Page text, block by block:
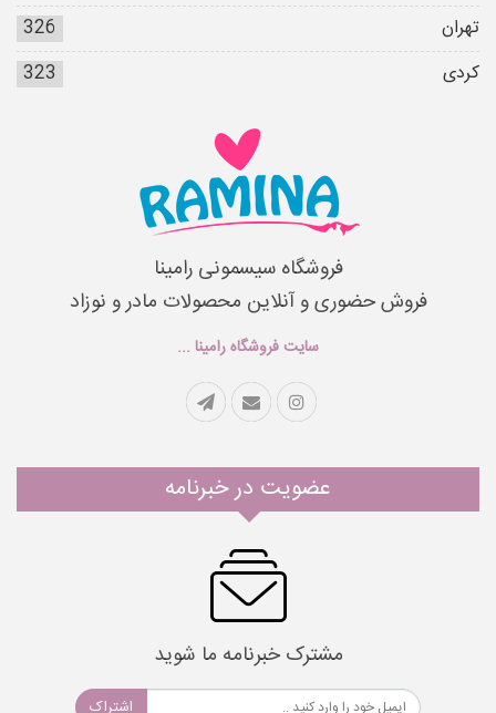
تهران
326
کردی
323
فروشگاه سیسمونی رامینا
فروش حضوری و آنلاین محصولات مادر و نوزاد
سایت فروشگاه رامینا ...
عضویت در خبرنامه
مشترک خبرنامه ما شوید
اشتراک